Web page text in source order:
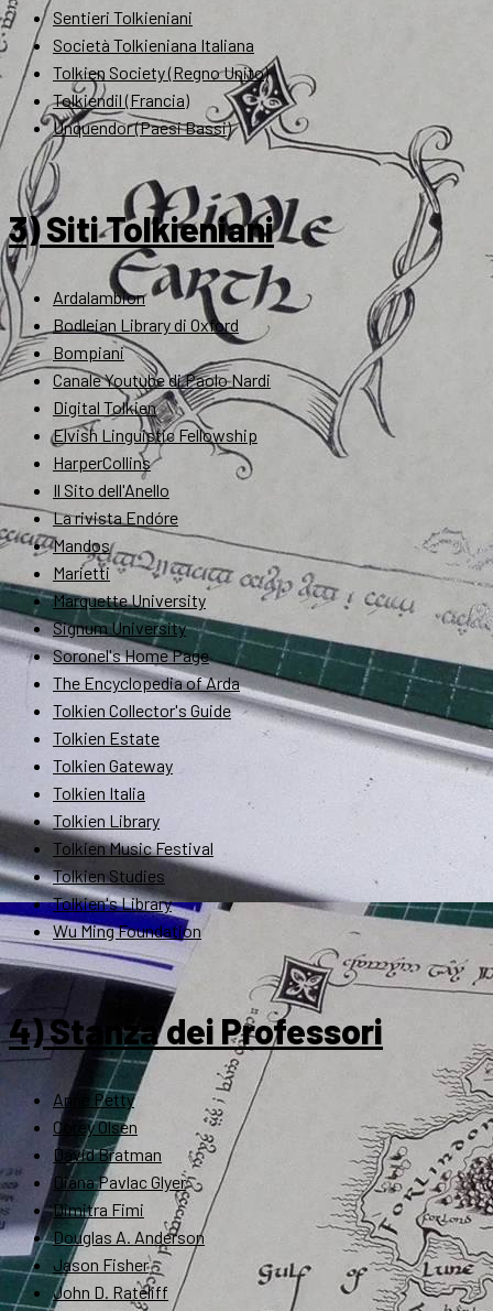
Sentieri Tolkieniani
Società Tolkieniana Italiana
Tolkien Society (Regno Unito)
Tolkiendil (Francia)
Unquendor (Paesi Bassi)
3) Siti Tolkieniani
Ardalambion
Bodleian Library di Oxford
Bompiani
Canale Youtube di Paolo Nardi
Digital Tolkien
Elvish Linguistic Fellowship
HarperCollins
Il Sito dell'Anello
La rivista Endóre
Mandos
Marietti
Marquette University
Signum University
Soronel's Home Page
The Encyclopedia of Arda
Tolkien Collector's Guide
Tolkien Estate
Tolkien Gateway
Tolkien Italia
Tolkien Library
Tolkien Music Festival
Tolkien Studies
Tolkien's Library
Wu Ming Foundation
4) Stanza dei Professori
Anne Petty
Corey Olsen
David Bratman
Diana Pavlac Glyer
Dimitra Fimi
Douglas A. Anderson
Jason Fisher
John D. Rateliff